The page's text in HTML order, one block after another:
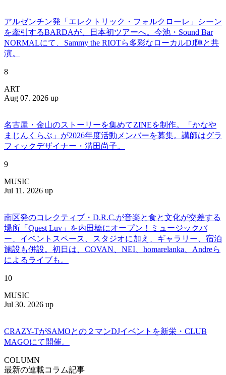
アルゼンチン発「エレクトリック・フォルクローレ」シーン
を牽引するBARDAが、日本初ツアーへ。今池・Sound Bar
NORMALにて、Sammy the RIOTら多彩なローカルDJ陣と共
演。
8
ART
Aug 07. 2026 up
名古屋・金山のストーリーを集めてZINEを制作。「かなや
まじんくらぶ」が2026年度活動メンバーを募集。講師はグラ
フィックデザイナー・溝田尚子。
9
MUSIC
Jul 11. 2026 up
南区発のコレクティブ・D.R.C.が⾳楽と⾷と⽂化が交差する
場所「Quest Luv」を内田橋にオープン！ミュージックバ
ー、イベントスペース、スタジオに加え、ギャラリー、宿泊
施設も併設。初日は、COVAN、NEI、homarelanka、Andreら
によるライブも。
10
MUSIC
Jul 30. 2026 up
CRAZY-TがSAMOとの２マンDJイベントを新栄・CLUB
MAGOにて開催。
COLUMN
最新の連載コラム記事